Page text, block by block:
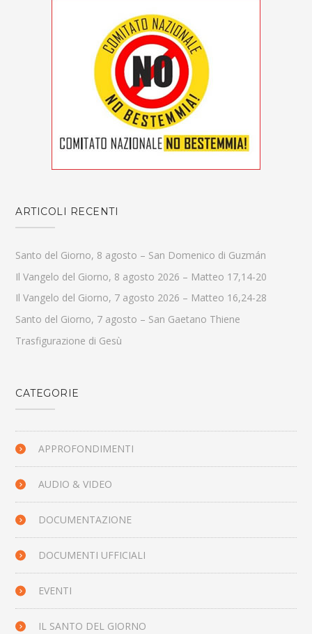
ARTICOLI RECENTI
Santo del Giorno, 8 agosto – San Domenico di Guzmán
Il Vangelo del Giorno, 8 agosto 2026 – Matteo 17,14-20
Il Vangelo del Giorno, 7 agosto 2026 – Matteo 16,24-28
Santo del Giorno, 7 agosto – San Gaetano Thiene
Trasfigurazione di Gesù
CATEGORIE
APPROFONDIMENTI
AUDIO & VIDEO
DOCUMENTAZIONE
DOCUMENTI UFFICIALI
EVENTI
IL SANTO DEL GIORNO